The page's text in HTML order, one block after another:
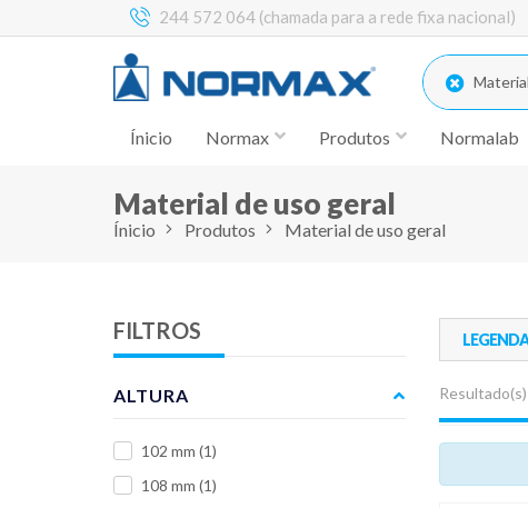
244 572 064 (chamada para a rede fixa nacional)
Material
Ínicio Normax Produtos Normalab
Material de uso geral
Ínicio Produtos Material de uso geral
LEGENDA
FILTROS
ALTURA
102 mm (1)
108 mm (1)